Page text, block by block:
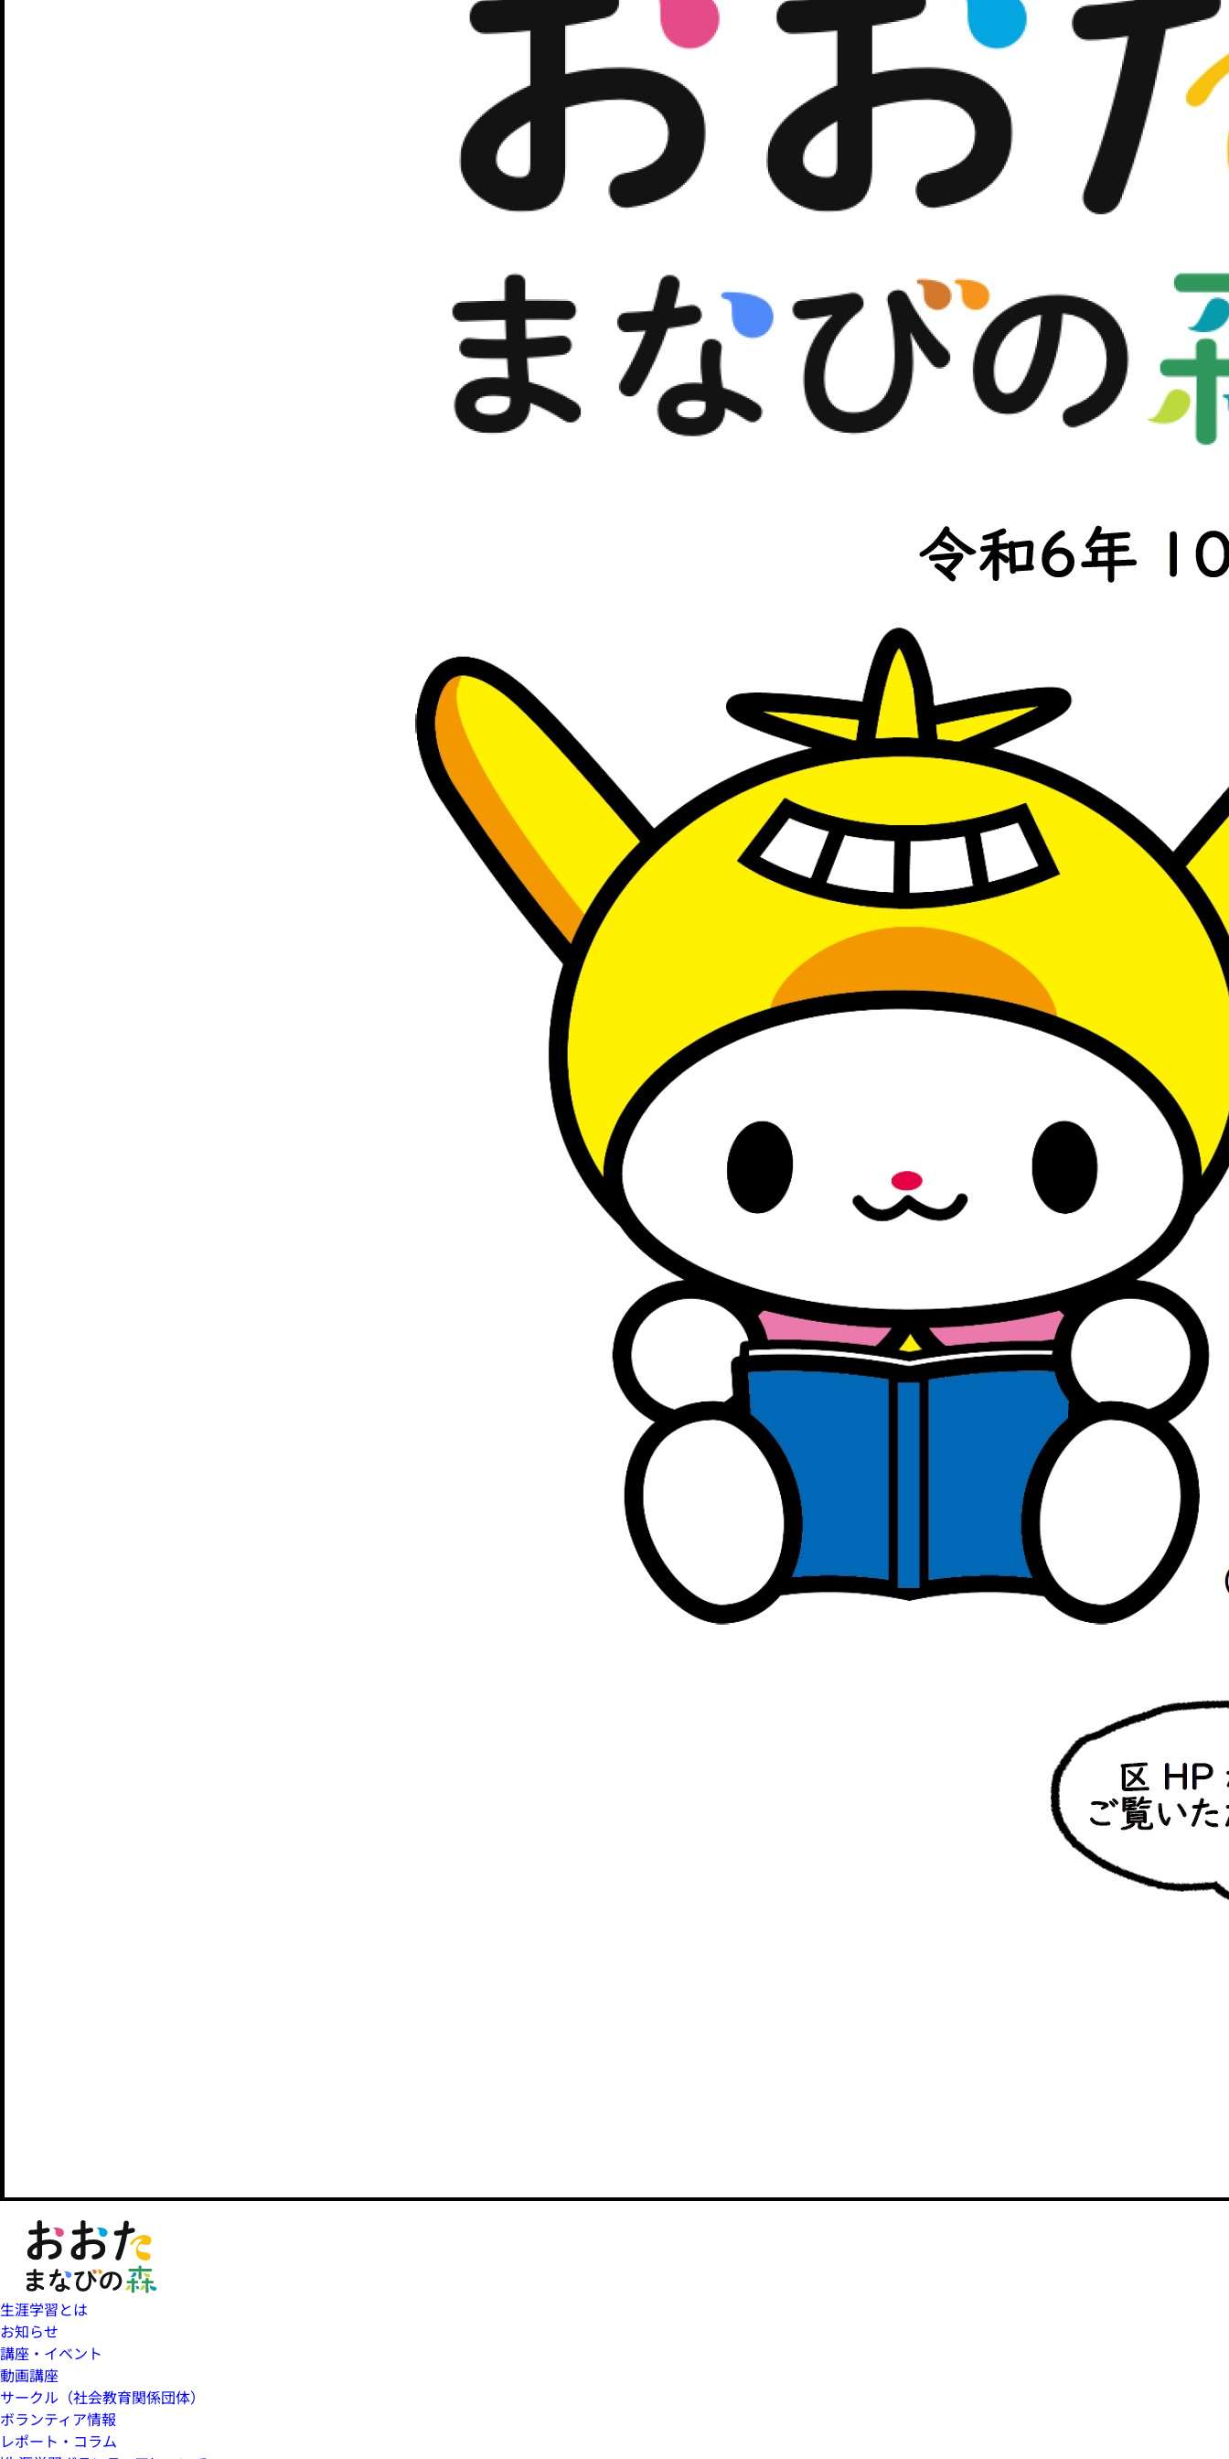
生涯学習とは
お知らせ
講座・イベント
動画講座
サークル（社会教育関係団体）
ボランティア情報
レポート・コラム